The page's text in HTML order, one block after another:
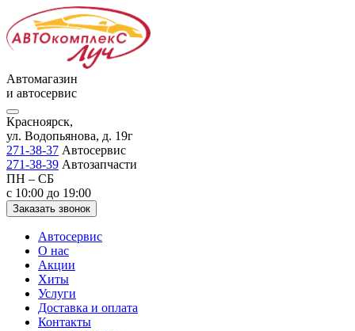
Автомагазин
и автосервис
Красноярск,
ул. Водопьянова, д. 19г
271-38-37 Автосервис
271-38-39 Автозапчасти
ПН – СБ
с 10:00 до 19:00
Заказать звонок
Автосервис
О нас
Акции
Хиты
Услуги
Доставка и оплата
Контакты